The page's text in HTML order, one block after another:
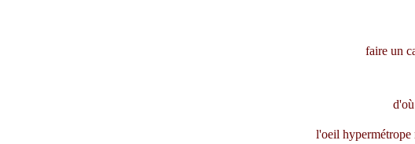
faire un
l'oeil hypermétrope